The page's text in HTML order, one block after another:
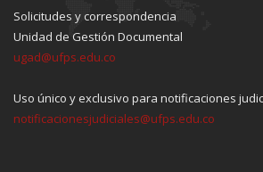
Solicitudes y correspondencia
Unidad de Gestión Documental
ugad@ufps.edu.co
Uso único y exclusivo para notificaciones
notificacionesjudiciales@ufps.edu.co